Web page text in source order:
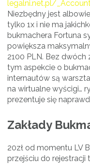
legalni.net.pl/
Niezbędny jest
tylko 1x i nie ma
bukmachera Fortuna
powiększa
2100 PLN. Bez
tym aspekcie o
internautów są
na wirtualne wyścigi…
prezentuje się
Zakłady
20zł od momentu LV
przejściu do rejestracji